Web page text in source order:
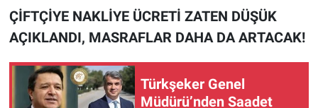
ÇİFTÇİYE NAKLİYE ÜCRETİ ZATEN DÜŞÜK
AÇIKLANDI, MASRAFLAR DAHA DA ARTACAK!
Türkşeker Genel
Müdürü’nden Saadet